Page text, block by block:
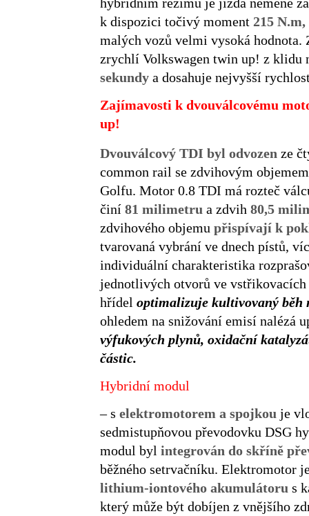
hybridním režimu je jízda neméně
k dispozici točivý moment 215 N.m,
malých vozů velmi vysoká hodnota.
zrychlí Volkswagen twin up! z klidu
sekundy a dosahuje nejvyšší
Zajímavosti k dvouválcovému
up!
Dvouválcový TDI byl odvozen ze
common rail se zdvihovým
Golfu. Motor 0.8 TDI má rozteč
činí 81 milimetru a zdvih 80,5
zdvihového objemu přispívají k
tvarovaná vybrání ve dnech pístů,
individuální charakteristika
jednotlivých otvorů ve
hřídel optimalizuje kultivovaný běh
ohledem na snižování emisí nalézá
výfukových plynů, oxidační
částic.
Hybridní modul
– s elektromotorem a spojkou je
sedmistupňovou převodovku DSG
modul byl integrován do skříně
běžného setrvačníku. Elektromotor
lithium-iontového akumulátoru s
který může být dobíjen z vnějšího